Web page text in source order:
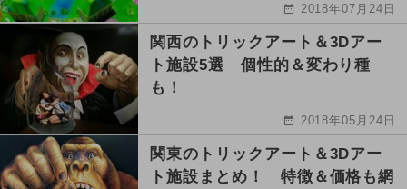
2018年07月24日
関西のトリックアート＆3Dアー
ト施設5選 個性的＆変わり種
も！
2018年05月24日
関東のトリックアート＆3Dアー
ト施設まとめ！ 特徴＆価格も網